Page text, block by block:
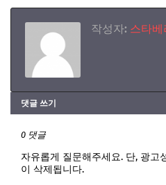
작성자: 스타베
댓글 쓰기
0 댓글
자유롭게 질문해주세요. 단, 광고
이 삭제됩니다.